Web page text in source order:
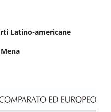
Latino-americane